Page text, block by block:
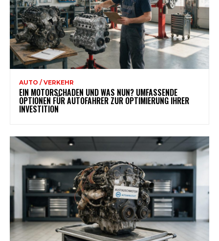
AUTO / VERKEHR
EIN MOTORSCHADEN UND WAS NUN? UMFASSENDE
OPTIONEN FÜR AUTOFAHRER ZUR OPTIMIERUNG IHRER
INVESTITION